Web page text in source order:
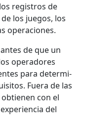
reg­istros de
los jue­gos, los
opera­ciones.
de que un
oper­adores
para deter­mi­
Fuera de las
con el
del